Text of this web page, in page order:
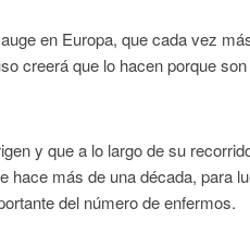
en Europa, que cada vez
creerá que lo hacen porque son
y que a lo largo de su
hace más de una década, para
del número de enfermos.